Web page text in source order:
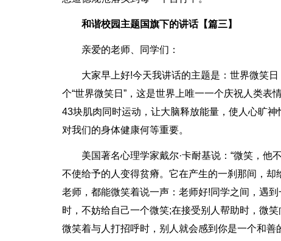
和谐校园主题国旗下的讲话【篇三】
亲爱的老师、同学们：
大家早上好!今天我讲话的主题是：世界微笑
个“世界微笑日”，这是世界上唯一一个庆祝人类
43块肌肉同时运动，让大脑释放能量，使人心旷
对我们的身体健康何等重要。
美国著名心理学家戴尔·卡耐基说：“微笑，他
不使给予的人变得贫瘠。它在产生的一刹那间，
老师，都能微笑着说一声：老师好!同学之间，遇
时，不妨给自己一个微笑;在接受别人帮助时，微
微笑着与人打招呼时，别人就会感到你是一个和